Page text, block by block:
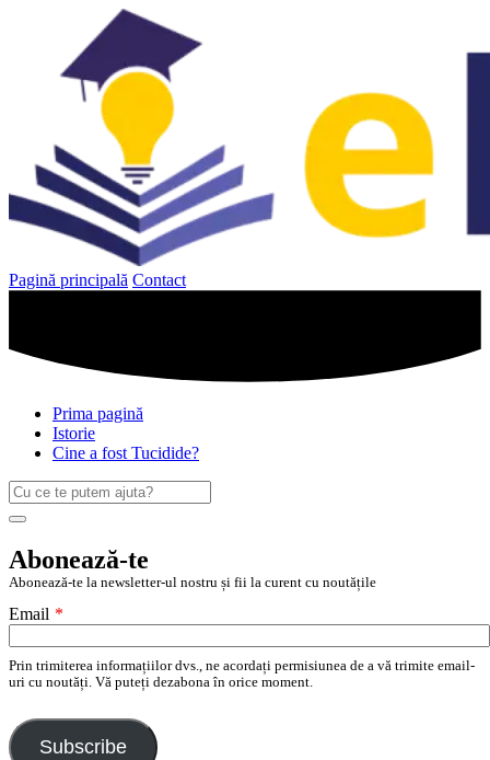
Pagină principală Contact
Prima pagină
Istorie
Cine a fost Tucidide?
Caută
după:
Search
Abonează-te
Abonează-te la newsletter-ul nostru și fii la curent cu noutățile
Email *
Prin trimiterea informațiilor dvs., ne acordați permisiunea de a vă trimite email-
uri cu noutăți. Vă puteți dezabona în orice moment.
Subscribe